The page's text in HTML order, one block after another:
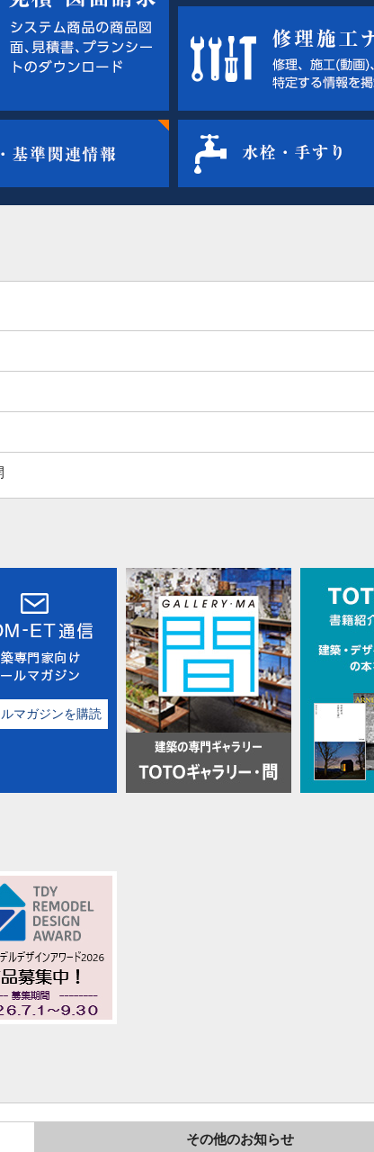
クトイレ編 」ほか CADデータ
ルマガジンを購読
その他のお知らせ